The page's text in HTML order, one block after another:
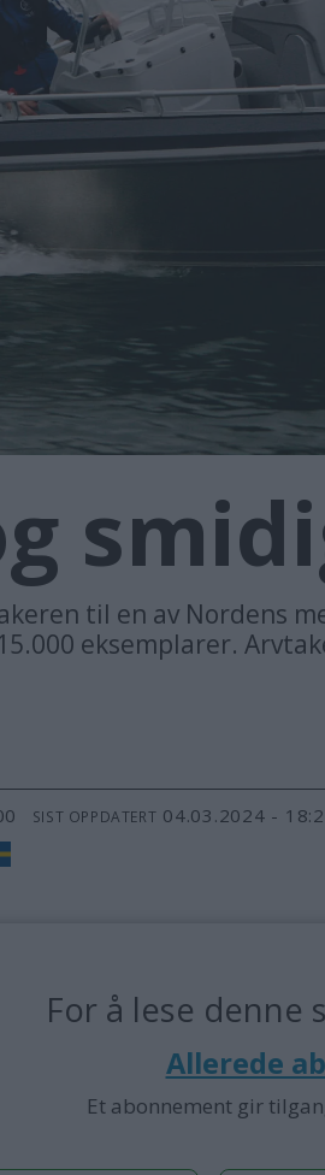
til en av Nordens
eksemplarer.
SIST OPPDATERT 04.03.2024 -
For å lese
Allerede
Et abonnement gir